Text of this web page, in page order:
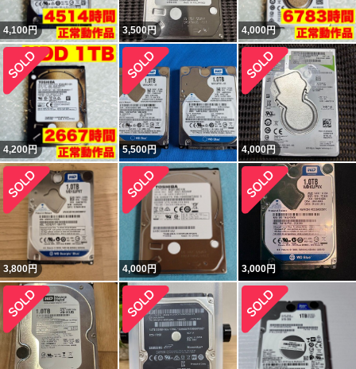
4,100円 3,500円 4,000円
4,200円 5,500円 4,000円
3,800円 4,000円 3,000円